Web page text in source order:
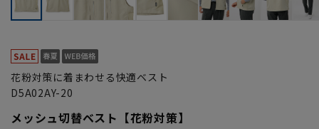
花粉対策に着まわせる快適ベスト
D5A02AY-20
メッシュ切替ベスト【花粉対策】